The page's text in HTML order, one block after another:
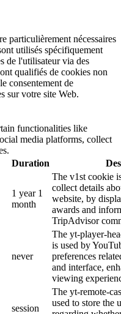
particulièrement nécessaires
utilisés spécifiquement
de l'utilisateur via des
qualifiés de cookies non
consentement de
sur votre site Web.
functionalities like
media platforms, collect
Duration
1 year 1
month
The v1st cookie
collect details
website, by
awards and
TripAdvisor
never
The yt-player-
is used by
preferences
and interface,
viewing
session
The yt-remote-
used to store the